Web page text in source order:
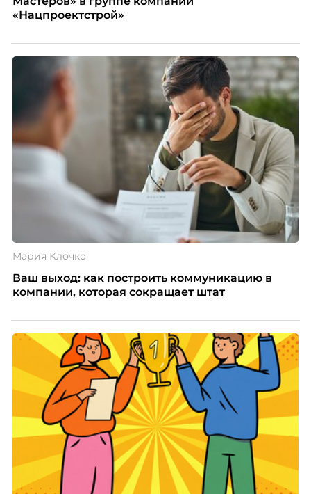
«Нацпроектстрой»
Мария Клочко
Ваш выход: как построить коммуникацию в
компании, которая сокращает штат